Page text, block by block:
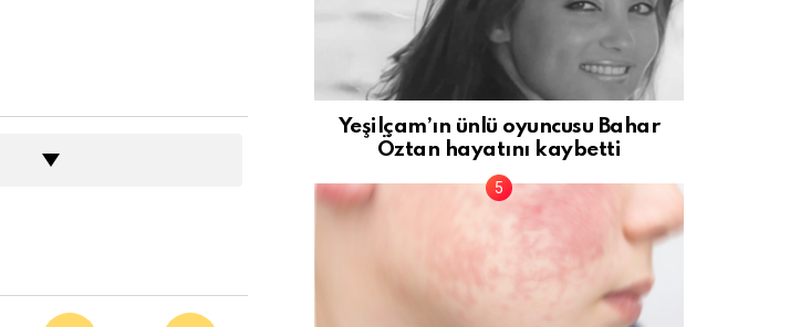
Yeşilçam’ın ünlü oyuncusu Bahar
Öztan hayatını kaybetti